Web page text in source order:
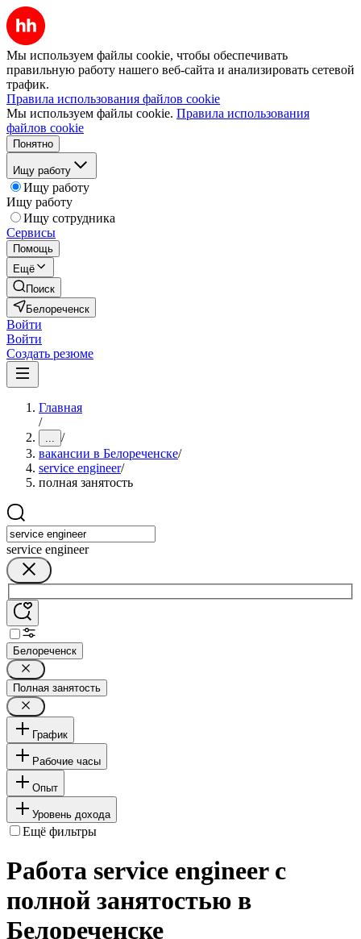
Мы используем файлы cookie, чтобы обеспечивать
правильную работу нашего веб-сайта и анализировать сетевой
трафик.
Правила использования файлов cookie
Мы используем файлы cookie. Правила использования
файлов cookie
Понятно
Ищу работу
Ищу работу
Ищу работу
Ищу сотрудника
Сервисы
Помощь
Ещё
Поиск
Белореченск
Войти
Войти
Создать резюме
Главная
/
... /
вакансии в Белореченске/
service engineer/
полная занятость
service engineer
Белореченск
Полная занятость
График
Рабочие часы
Опыт
Уровень дохода
Ещё фильтры
Работа service engineer с
полной занятостью в
Белореченске